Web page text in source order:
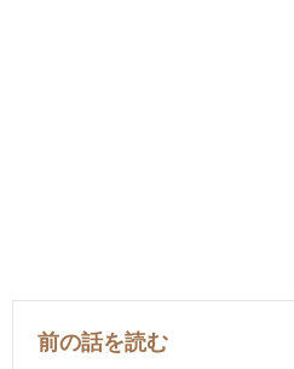
前の話を読む